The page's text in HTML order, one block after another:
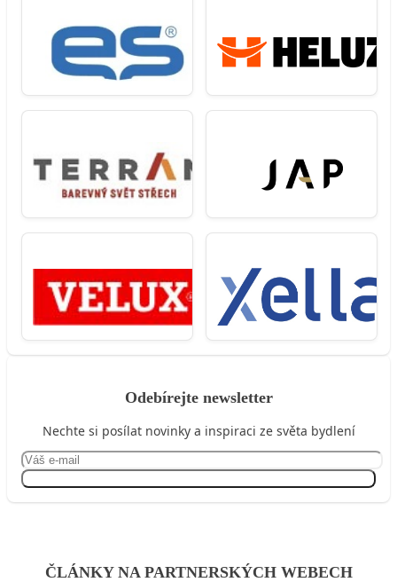
Odebírejte newsletter
Nechte si posílat novinky a inspiraci ze světa bydlení
ČLÁNKY NA PARTNERSKÝCH WEBECH